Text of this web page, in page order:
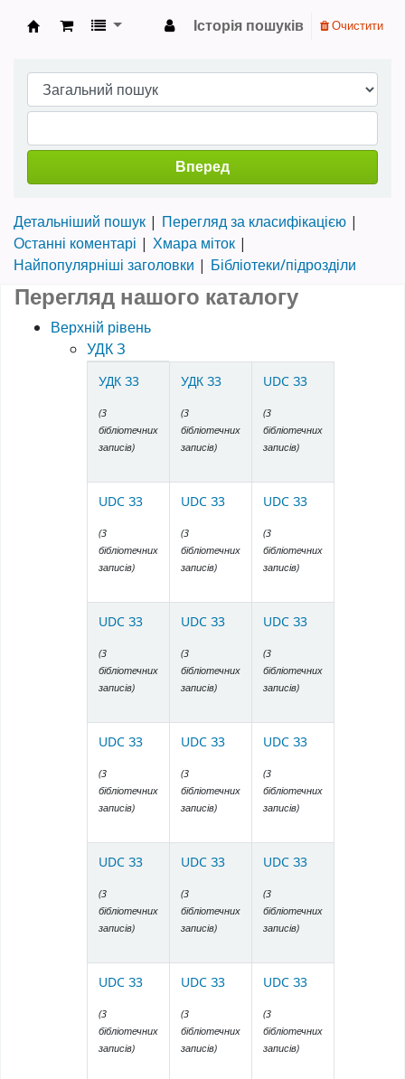
Історія пошуків Очистити
Вперед
Детальніший пошук
Перегляд за класифікацією
Останні коментарі
Хмара міток
Найпопулярніші заголовки
Бібліотеки/підрозділи
Перегляд нашого каталогу
Верхній рівень
УДК З
УДК З3
(3
бібліотечних
записів)
УДК З3
(3
бібліотечних
записів)
UDC З3
(3
бібліотечних
записів)
UDC З3
(3
бібліотечних
записів)
UDC З3
(3
бібліотечних
записів)
UDC З3
(3
бібліотечних
записів)
UDC З3
(3
бібліотечних
записів)
UDC З3
(3
бібліотечних
записів)
UDC З3
(3
бібліотечних
записів)
UDC З3
(3
бібліотечних
записів)
UDC З3
(3
бібліотечних
записів)
UDC З3
(3
бібліотечних
записів)
UDC З3
(3
бібліотечних
записів)
UDC З3
(3
бібліотечних
записів)
UDC З3
(3
бібліотечних
записів)
UDC З3
(3
бібліотечних
записів)
UDC З3
(3
бібліотечних
записів)
UDC З3
(3
бібліотечних
записів)